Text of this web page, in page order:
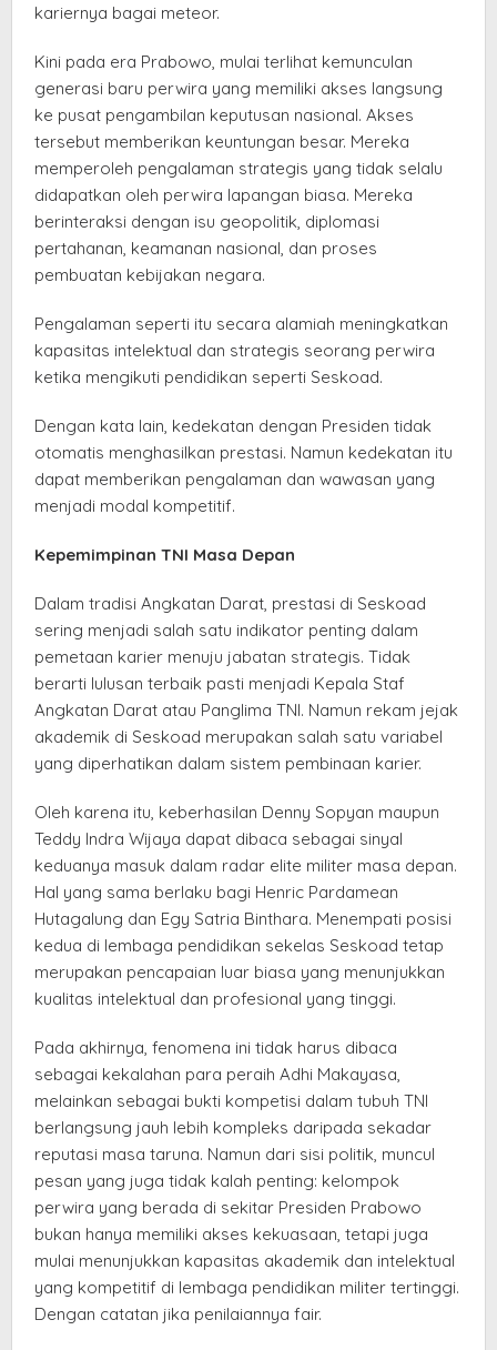
kariernya bagai meteor.
Kini pada era Prabowo, mulai terlihat kemunculan
generasi baru perwira yang memiliki akses langsung
ke pusat pengambilan keputusan nasional. Akses
tersebut memberikan keuntungan besar. Mereka
memperoleh pengalaman strategis yang tidak selalu
didapatkan oleh perwira lapangan biasa. Mereka
berinteraksi dengan isu geopolitik, diplomasi
pertahanan, keamanan nasional, dan proses
pembuatan kebijakan negara.
Pengalaman seperti itu secara alamiah meningkatkan
kapasitas intelektual dan strategis seorang perwira
ketika mengikuti pendidikan seperti Seskoad.
Dengan kata lain, kedekatan dengan Presiden tidak
otomatis menghasilkan prestasi. Namun kedekatan itu
dapat memberikan pengalaman dan wawasan yang
menjadi modal kompetitif.
Kepemimpinan TNI Masa Depan
Dalam tradisi Angkatan Darat, prestasi di Seskoad
sering menjadi salah satu indikator penting dalam
pemetaan karier menuju jabatan strategis. Tidak
berarti lulusan terbaik pasti menjadi Kepala Staf
Angkatan Darat atau Panglima TNI. Namun rekam jejak
akademik di Seskoad merupakan salah satu variabel
yang diperhatikan dalam sistem pembinaan karier.
Oleh karena itu, keberhasilan Denny Sopyan maupun
Teddy Indra Wijaya dapat dibaca sebagai sinyal
keduanya masuk dalam radar elite militer masa depan.
Hal yang sama berlaku bagi Henric Pardamean
Hutagalung dan Egy Satria Binthara. Menempati posisi
kedua di lembaga pendidikan sekelas Seskoad tetap
merupakan pencapaian luar biasa yang menunjukkan
kualitas intelektual dan profesional yang tinggi.
Pada akhirnya, fenomena ini tidak harus dibaca
sebagai kekalahan para peraih Adhi Makayasa,
melainkan sebagai bukti kompetisi dalam tubuh TNI
berlangsung jauh lebih kompleks daripada sekadar
reputasi masa taruna. Namun dari sisi politik, muncul
pesan yang juga tidak kalah penting: kelompok
perwira yang berada di sekitar Presiden Prabowo
bukan hanya memiliki akses kekuasaan, tetapi juga
mulai menunjukkan kapasitas akademik dan intelektual
yang kompetitif di lembaga pendidikan militer tertinggi.
Dengan catatan jika penilaiannya fair.